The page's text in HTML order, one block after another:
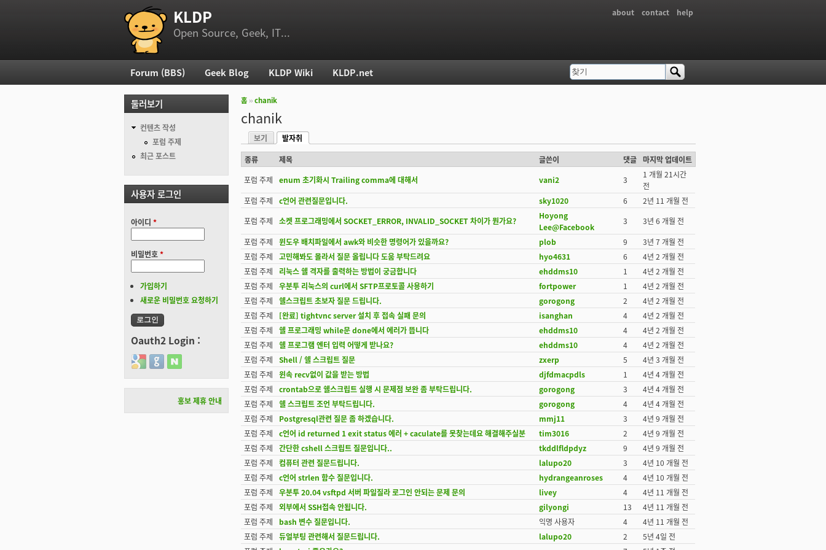
부 메뉴
about contact help
KLDP
Open Source, Geek, IT...
현재 위치
홈 ››chanik
chanik
기본탭
보기
발자취
(활성탭)
종류
제목 글쓴이 댓글 마지막 업데이트
포럼 주제
enum 초기화시 Trailing comma에 대해서 vani2 3
1 개월 21시간
전
포럼 주제
c언어 관련질문입니다. sky1020 6
2년 11 개월 전
포럼 주제
소켓 프로그래밍에서 SOCKET_ERROR, INVALID_SOCKET 차이가 뭔가요?
Hoyong
Lee@Facebook
3
3년 6 개월 전
포럼 주제
윈도우 배치파일에서 awk와 비슷한 명령어가 있을까요? plob 9
3년 7 개월 전
포럼 주제
고민해봐도 몰라서 질문 올립니다 도움 부탁드려요 hyo4631 6
4년 2 개월 전
포럼 주제
리눅스 쉘 격자를 출력하는 방법이 궁금합니다 ehddms10 1
4년 2 개월 전
포럼 주제
우분투 리눅스의 curl에서 SFTP프로토콜 사용하기 fortpower 1
4년 2 개월 전
포럼 주제
쉘스크립트 초보자 질문 드립니다. gorogong 2
4년 2 개월 전
포럼 주제
[완료] tightvnc server 설치 후 접속 실패 문의 isanghan 4
4년 2 개월 전
포럼 주제
쉘 프로그래밍 while문 done에서 에러가 뜹니다 ehddms10 4
4년 2 개월 전
포럼 주제
쉘 프로그램 엔터 입력 어떻게 받나요? ehddms10 4
4년 2 개월 전
포럼 주제
Shell / 쉘 스크립트 질문 zxerp 5
4년 3 개월 전
포럼 주제
윈속 recv없이 값을 받는 방법 djfdmacpdls 1
4년 4 개월 전
포럼 주제
crontab으로 쉘스크립트 실행 시 문제점 보완 좀 부탁드립니다. gorogong 3
4년 4 개월 전
포럼 주제
쉘 스크립트 조언 부탁드립니다. gorogong 4
4년 4 개월 전
포럼 주제
Postgresql관련 질문 좀 하겠습니다. mmj11 3
4년 9 개월 전
포럼 주제
c언어 id returned 1 exit status 에러 + caculate를 못찾는데요 해결해주실분 tim3016 2
4년 9 개월 전
포럼 주제
간단한 cshell 스크립트 질문입니다.. tkddlfldpdyz 9
4년 9 개월 전
포럼 주제
컴퓨터 관련 질문드립니다. lalupo20 3
4년 10 개월 전
포럼 주제
c언어 strlen 함수 질문입니다. hydrangeanroses 4
4년 10 개월 전
포럼 주제
우분투 20.04 vsftpd 서버 파일질라 로그인 안되는 문제 문의 livey 4
4년 11 개월 전
포럼 주제
외부에서 SSH접속 안됩니다. gilyongi 13
4년 11 개월 전
포럼 주제
bash 변수 질문입니다. 익명 사용자 4
4년 11 개월 전
포럼 주제
듀얼부팅 관련해서 질문드립니다. lalupo20 2
5년 4일 전
주 메뉴
Forum (BBS) Geek Blog KLDP Wiki KLDP.net 검색 폼
찾기
둘러보기
컨텐츠 작성
포럼 주제
최근 포스트
사용자 로그인
아이디 *
비밀번호*
가입하기
새로운 비밀번호 요청하기
Oauth2 Login :
Login with Google
Login with GitHub
Login with Naver
홍보 제휴 안내